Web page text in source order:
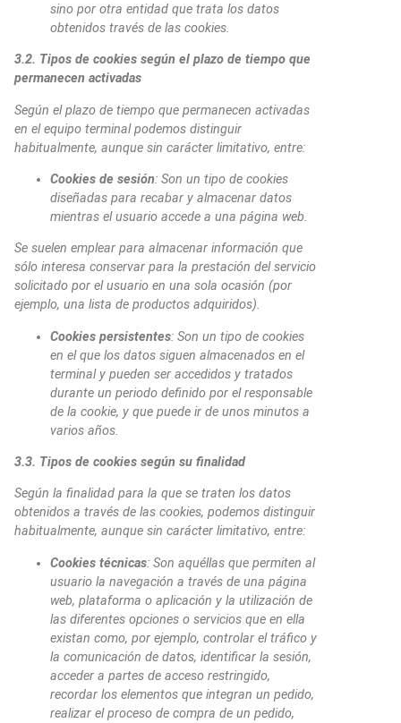
sino por otra entidad que trata los datos
obtenidos través de las cookies.
3.2. Tipos de cookies según el plazo de tiempo que
permanecen activadas
Según el plazo de tiempo que permanecen activadas
en el equipo terminal podemos distinguir
habitualmente, aunque sin carácter limitativo, entre:
Cookies de sesión: Son un tipo de cookies
diseñadas para recabar y almacenar datos
mientras el usuario accede a una página web.
Se suelen emplear para almacenar información que
sólo interesa conservar para la prestación del servicio
solicitado por el usuario en una sola ocasión (por
ejemplo, una lista de productos adquiridos).
Cookies persistentes: Son un tipo de cookies
en el que los datos siguen almacenados en el
terminal y pueden ser accedidos y tratados
durante un periodo definido por el responsable
de la cookie, y que puede ir de unos minutos a
varios años.
3.3. Tipos de cookies según su finalidad
Según la finalidad para la que se traten los datos
obtenidos a través de las cookies, podemos distinguir
habitualmente, aunque sin carácter limitativo, entre:
Cookies técnicas: Son aquéllas que permiten al
usuario la navegación a través de una página
web, plataforma o aplicación y la utilización de
las diferentes opciones o servicios que en ella
existan como, por ejemplo, controlar el tráfico y
la comunicación de datos, identificar la sesión,
acceder a partes de acceso restringido,
recordar los elementos que integran un pedido,
realizar el proceso de compra de un pedido,